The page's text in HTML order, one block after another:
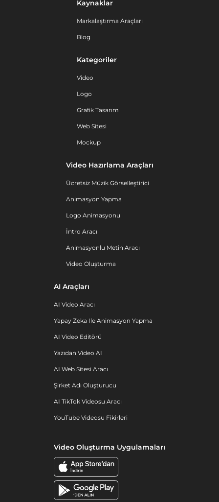
Kaynaklar
Markalaştırma Araçları
Blog
Kategoriler
Video
Logo
Grafik Tasarım
Web Sitesi
Mockup
Video Hazırlama Araçları
Ücretsiz Müzik Görselleştirici
Animasyon Yapma
Logo Animasyonu
İntro Aracı
Animasyonlu Metin Aracı
Video Oluşturma
AI Araçları
AI Video Aracı
Yapay Zeka Ile Animasyon Yapma
AI Video Editörü
Yazıdan Video AI
AI Web Sitesi Aracı
Şirket Adı Oluşturucu
AI TikTok Videosu Aracı
YouTube Videosu Fikirleri
Video Oluşturma Uygulamaları